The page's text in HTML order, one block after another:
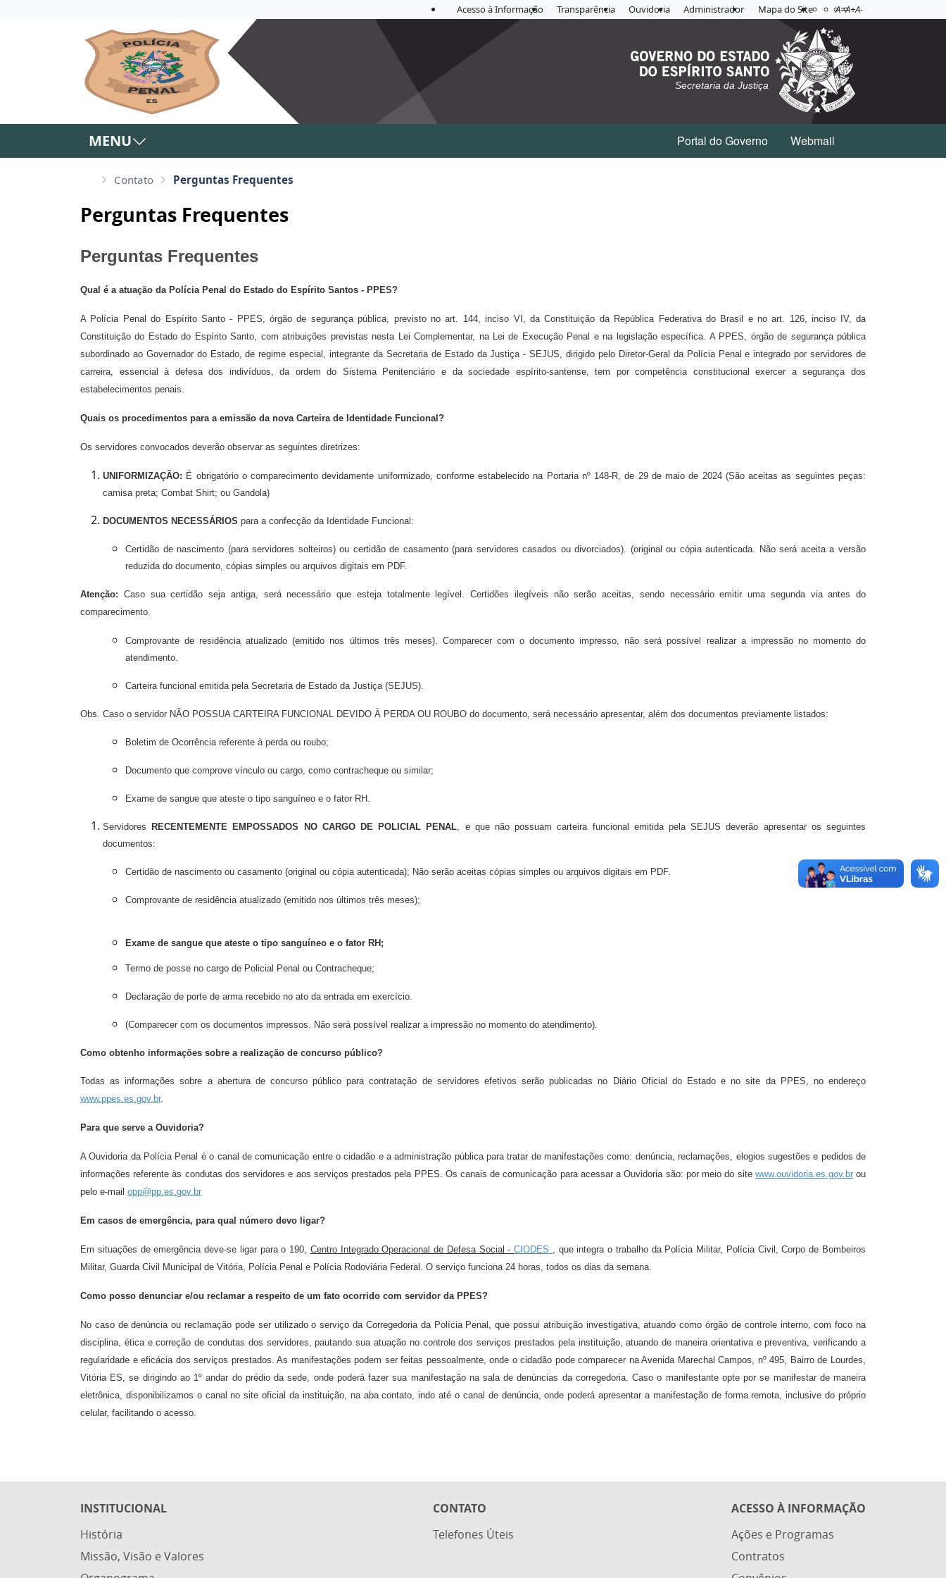
Acesso à Informação Transparência Ouvidoria Administrador Mapa do Site Acessibilidade
Aplicar contraste
A=A+A-
Secretaria da Justiça
MENU Portal do Governo Webmail
Contato Perguntas Frequentes
Perguntas Frequentes
Perguntas Frequentes
Qual é a atuação da Polícia Penal do Estado do Espírito Santos - PPES?
A Polícia Penal do Espírito Santo - PPES, órgão de segurança pública, previsto no art. 144, inciso VI, da Constituição da República Federativa do Brasil e no art. 126, inciso IV, da
Constituição do Estado do Espírito Santo, com atribuições previstas nesta Lei Complementar, na Lei de Execução Penal e na legislação específica. A PPES, órgão de segurança pública
subordinado ao Governador do Estado, de regime especial, integrante da Secretaria de Estado da Justiça - SEJUS, dirigido pelo Diretor-Geral da Polícia Penal e integrado por servidores de
carreira, essencial à defesa dos indivíduos, da ordem do Sistema Penitenciário e da sociedade espírito-santense, tem por competência constitucional exercer a segurança dos
estabelecimentos penais.
Quais os procedimentos para a emissão da nova Carteira de Identidade Funcional?
Os servidores convocados deverão observar as seguintes diretrizes:
UNIFORMIZAÇÃO: É obrigatório o comparecimento devidamente uniformizado, conforme estabelecido na Portaria nº 148-R, de 29 de maio de 2024 (São aceitas as seguintes peças:
camisa preta; Combat Shirt; ou Gandola)
DOCUMENTOS NECESSÁRIOS para a confecção da Identidade Funcional:
Certidão de nascimento (para servidores solteiros) ou certidão de casamento (para servidores casados ou divorciados). (original ou cópia autenticada. Não será aceita a versão
reduzida do documento, cópias simples ou arquivos digitais em PDF.
Atenção: Caso sua certidão seja antiga, será necessário que esteja totalmente legível. Certidões ilegíveis não serão aceitas, sendo necessário emitir uma segunda via antes do
comparecimento.
Comprovante de residência atualizado (emitido nos últimos três meses). Comparecer com o documento impresso, não será possível realizar a impressão no momento do
atendimento.
Carteira funcional emitida pela Secretaria de Estado da Justiça (SEJUS).
Obs. Caso o servidor NÃO POSSUA CARTEIRA FUNCIONAL DEVIDO À PERDA OU ROUBO do documento, será necessário apresentar, além dos documentos previamente listados:
Boletim de Ocorrência referente à perda ou roubo;
Documento que comprove vínculo ou cargo, como contracheque ou similar;
Exame de sangue que ateste o tipo sanguíneo e o fator RH.
Servidores RECENTEMENTE EMPOSSADOS NO CARGO DE POLICIAL PENAL, e que não possuam carteira funcional emitida pela SEJUS deverão apresentar os seguintes
documentos:
Certidão de nascimento ou casamento (original ou cópia autenticada); Não serão aceitas cópias simples ou arquivos digitais em PDF.
Comprovante de residência atualizado (emitido nos últimos três meses);
Exame de sangue que ateste o tipo sanguíneo e o fator RH;
Termo de posse no cargo de Policial Penal ou Contracheque;
Declaração de porte de arma recebido no ato da entrada em exercício.
(Comparecer com os documentos impressos. Não será possível realizar a impressão no momento do atendimento).
Como obtenho informações sobre a realização de concurso público?
Todas as informações sobre a abertura de concurso público para contratação de servidores efetivos serão publicadas no Diário Oficial do Estado e no site da PPES, no endereço
www.ppes.es.gov.br.
Para que serve a Ouvidoria?
A Ouvidoria da Polícia Penal é o canal de comunicação entre o cidadão e a administração pública para tratar de manifestações como: denúncia, reclamações, elogios sugestões e pedidos de
informações referente às condutas dos servidores e aos serviços prestados pela PPES. Os canais de comunicação para acessar a Ouvidoria são: por meio do site www.ouvidoria.es.gov.brou
pelo e-mail opp@pp.es.gov.br
Em casos de emergência, para qual número devo ligar?
Em situações de emergência deve-se ligar para o 190, Centro Integrado Operacional de Defesa Social -CIODES , que integra o trabalho da Polícia Militar, Polícia Civil, Corpo de Bombeiros
Militar, Guarda Civil Municipal de Vitória, Polícia Penal e Polícia Rodoviária Federal. O serviço funciona 24 horas, todos os dias da semana.
Como posso denunciar e/ou reclamar a respeito de um fato ocorrido com servidor da PPES?
No caso de denúncia ou reclamação pode ser utilizado o serviço da Corregedoria da Polícia Penal, que possui atribuição investigativa, atuando como órgão de controle interno, com foco na
disciplina, ética e correção de condutas dos servidores, pautando sua atuação no controle dos serviços prestados pela instituição, atuando de maneira orientativa e preventiva, verificando a
regularidade e eficácia dos serviços prestados. As manifestações podem ser feitas pessoalmente, onde o cidadão pode comparecer na Avenida Marechal Campos, nº 495, Bairro de Lourdes,
Vitória ES, se dirigindo ao 1º andar do prédio da sede, onde poderá fazer sua manifestação na sala de denúncias da corregedoria. Caso o manifestante opte por se manifestar de maneira
eletrônica, disponibilizamos o canal no site oficial da instituição, na aba contato, indo até o canal de denúncia, onde poderá apresentar a manifestação de forma remota, inclusive do próprio
celular, facilitando o acesso.
INSTITUCIONAL
História
Missão, Visão e Valores
CONTATO
Telefones Úteis
ACESSO À INFORMAÇÃO
Ações e Programas
Contratos